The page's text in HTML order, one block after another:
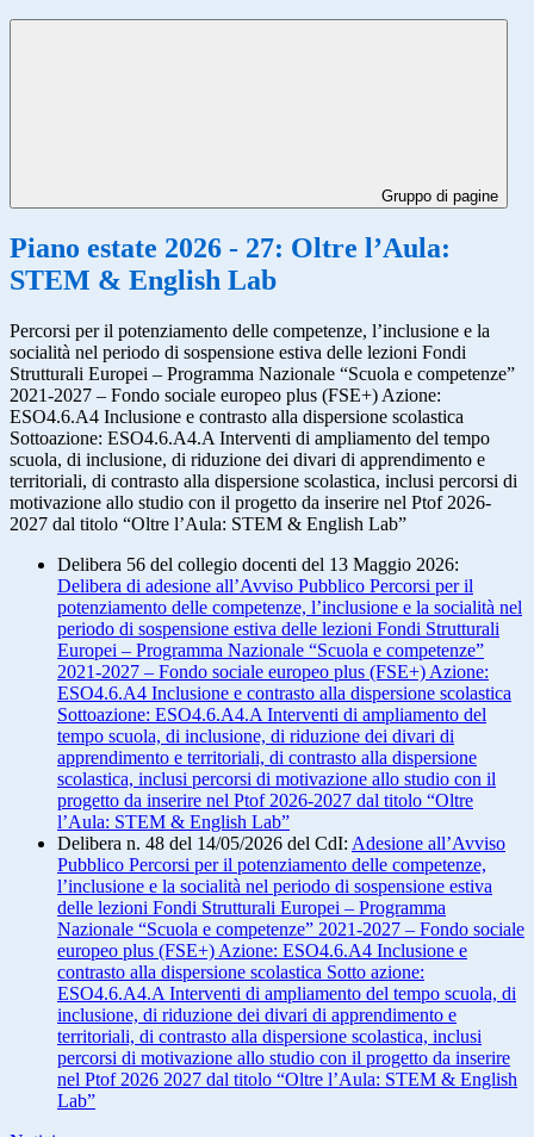
Gruppo di pagine
Piano estate 2026 - 27: Oltre l’Aula:
STEM & English Lab
Percorsi per il potenziamento delle competenze, l’inclusione e la
socialità nel periodo di sospensione estiva delle lezioni Fondi
Strutturali Europei – Programma Nazionale “Scuola e competenze”
2021-2027 – Fondo sociale europeo plus (FSE+) Azione:
ESO4.6.A4 Inclusione e contrasto alla dispersione scolastica
Sottoazione: ESO4.6.A4.A Interventi di ampliamento del tempo
scuola, di inclusione, di riduzione dei divari di apprendimento e
territoriali, di contrasto alla dispersione scolastica, inclusi percorsi di
motivazione allo studio con il progetto da inserire nel Ptof 2026-
2027 dal titolo “Oltre l’Aula: STEM & English Lab”
Delibera 56 del collegio docenti del 13 Maggio 2026:
Delibera di adesione all’Avviso Pubblico Percorsi per il
potenziamento delle competenze, l’inclusione e la socialità nel
periodo di sospensione estiva delle lezioni Fondi Strutturali
Europei – Programma Nazionale “Scuola e competenze”
2021-2027 – Fondo sociale europeo plus (FSE+) Azione:
ESO4.6.A4 Inclusione e contrasto alla dispersione scolastica
Sottoazione: ESO4.6.A4.A Interventi di ampliamento del
tempo scuola, di inclusione, di riduzione dei divari di
apprendimento e territoriali, di contrasto alla dispersione
scolastica, inclusi percorsi di motivazione allo studio con il
progetto da inserire nel Ptof 2026-2027 dal titolo “Oltre
l’Aula: STEM & English Lab”
Delibera n. 48 del 14/05/2026 del CdI: Adesione all’Avviso
Pubblico Percorsi per il potenziamento delle competenze,
l’inclusione e la socialità nel periodo di sospensione estiva
delle lezioni Fondi Strutturali Europei – Programma
Nazionale “Scuola e competenze” 2021-2027 – Fondo sociale
europeo plus (FSE+) Azione: ESO4.6.A4 Inclusione e
contrasto alla dispersione scolastica Sotto azione:
ESO4.6.A4.A Interventi di ampliamento del tempo scuola, di
inclusione, di riduzione dei divari di apprendimento e
territoriali, di contrasto alla dispersione scolastica, inclusi
percorsi di motivazione allo studio con il progetto da inserire
nel Ptof 2026 2027 dal titolo “Oltre l’Aula: STEM & English
Lab”